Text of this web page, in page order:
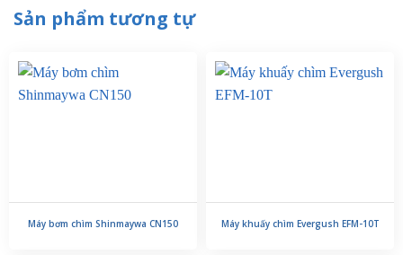
Sản phẩm tương tự
Máy bơm chìm Shinmaywa CN150 Máy khuấy chìm Evergush EFM-10T